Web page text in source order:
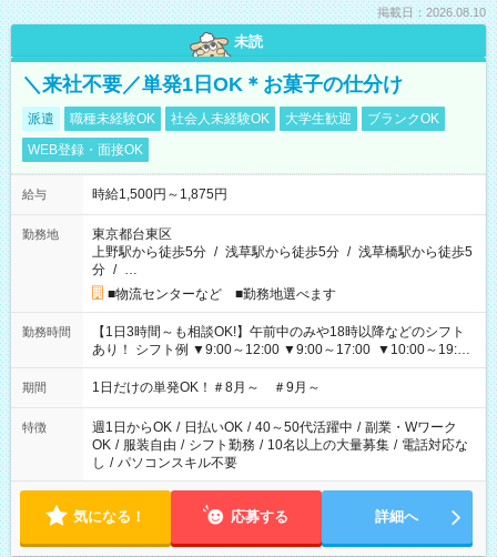
掲載日：2026.08.10
未読
＼来社不要／単発1日OK＊お菓子の仕分け
派遣 職種未経験OK 社会人未経験OK 大学生歓迎
ブランクOK
WEB登録・面接OK
給与 時給1,500円～1,875円
勤務地
東京都台東区
上野駅から徒歩5分 / 浅草駅から徒歩5分 / 浅草橋駅から徒歩5
分 / …
■物流センターなど ■勤務地選べます
勤務時間
【1日3時間～も相談OK!】午前中のみや18時以降などのシフト
あり！ シフト例 ▼9:00～12:00 ▼9:00～17:00 ▼10:00～19:00
▼18:00～21:00
期間 1日だけの単発OK！＃8月～ ＃9月～
特徴 週1日からOK / 日払いOK / 40～50代活躍中 / 副業・Wワーク
OK / 服装自由 / シフト勤務 / 10名以上の大量募集 / 電話対応な
し / パソコンスキル不要
気になる！ 応募する 詳細へ